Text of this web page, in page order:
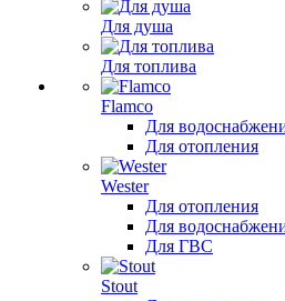
Для душа
Для топлива
Flamco
Для
Для отопления
Wester
Для отопления
Для
Для ГВС
Stout